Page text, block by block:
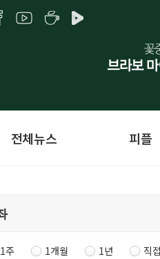
전체뉴스 피플
1주 1개월 1년 직